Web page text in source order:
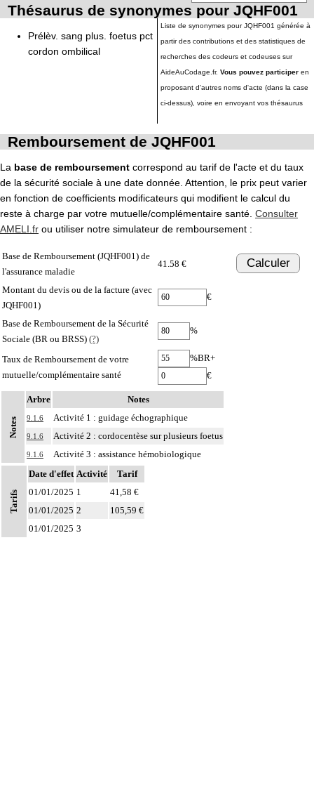
Thésaurus de synonymes pour JQHF001
Prélèv. sang plus. foetus pct
cordon ombilical
Liste de synonymes pour JQHF001 générée à
partir des contributions et des statistiques de
recherches des codeurs et codeuses sur
AideAuCodage.fr. Vous pouvez participer en
proposant d'autres noms d'acte (dans la case
ci-dessus), voire en envoyant vos thésaurus
Remboursement de JQHF001
La base de remboursement correspond au tarif de l'acte et du taux
de la sécurité sociale à une date donnée. Attention, le prix peut varier
en fonction de coefficients modificateurs qui modifient le calcul du
reste à charge par votre mutuelle/complémentaire santé. Consulter
AMELI.fr ou utiliser notre simulateur de remboursement :
Base de Remboursement (JQHF001) de
l'assurance maladie
41.58 € Calculer
Montant du devis ou de la facture (avec
JQHF001)
€
Base de Remboursement de la Sécurité
Sociale (BR ou BRSS) (?)
%
Taux de Remboursement de votre
mutuelle/complémentaire santé
%BR+
€
Notes
Arbre Notes
9.1.6 Activité 1 : guidage échographique
9.1.6 Activité 2 : cordocentèse sur plusieurs foetus
9.1.6 Activité 3 : assistance hémobiologique
Tarifs
Date d'effet Activité
Tarif
01/01/2025 1
41,58 €
01/01/2025 2
105,59 €
01/01/2025 3